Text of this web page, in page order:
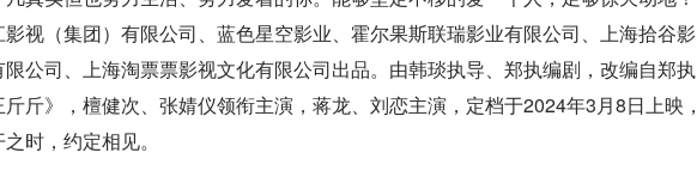
视（集团）有限公司、蓝色星空影业、霍尔果斯联瑞影业有限公司、上海拾谷影
公司、上海淘票票影视文化有限公司出品。由韩琰执导、郑执编剧，改编自郑执
斤》，檀健次、张婧仪领衔主演，蒋龙、刘恋主演，定档于2024年3月8日上映，
时，约定相见。